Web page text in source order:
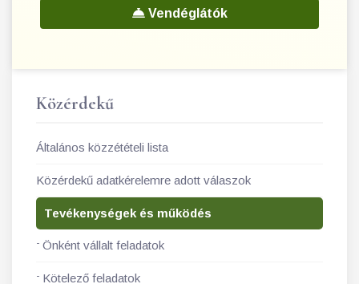
Vendéglátók
Közérdekű
Általános közzétételi lista
Közérdekű adatkérelemre adott válaszok
Tevékenységek és működés
Önként vállalt feladatok
Kötelező feladatok